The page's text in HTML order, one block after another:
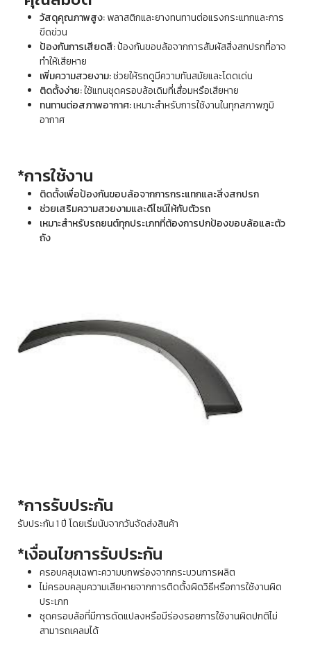
วัสดุคุณภาพสูง:พลาสติกและยางทนทานต่อแรงกระแทกและการ
ขีดข่วน
ป้องกันการเสียดสี:ป้องกันขอบล้อจากการสัมผัสสิ่งสกปรกที่อาจ
ทำให้เสียหาย
เพิ่มความสวยงาม:ช่วยให้รถดูมีความทันสมัยและโดดเด่น
ติดตั้งง่าย:ใช้แทนชุดครอบล้อเดิมที่เสื่อมหรือเสียหาย
ทนทานต่อสภาพอากาศ:เหมาะสำหรับการใช้งานในทุกสภาพภูมิ
อากาศ
*การใช้งาน
ติดตั้งเพื่อป้องกันขอบล้อจากการกระแทกและสิ่งสกปรก
ช่วยเสริมความสวยงามและดีไซน์ให้กับตัวรถ
เหมาะสำหรับรถยนต์ทุกประเภทที่ต้องการปกป้องขอบล้อและตัว
ถัง
*การรับประกัน
รับประกัน 1 ปี โดยเริ่มนับจากวันจัดส่งสินค้า
*เงื่อนไขการรับประกัน
ครอบคลุมเฉพาะความบกพร่องจากกระบวนการผลิต
ไม่ครอบคลุมความเสียหายจากการติดตั้งผิดวิธีหรือการใช้งานผิด
ประเภท
ชุดครอบล้อที่มีการดัดแปลงหรือมีร่องรอยการใช้งานผิดปกติไม่
สามารถเคลมได้